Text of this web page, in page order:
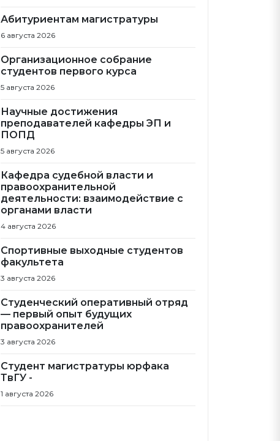
Абитуриентам магистратуры
6 августа 2026
Организационное собрание
студентов первого курса
5 августа 2026
Научные достижения
преподавателей кафедры ЭП и
ПОПД
5 августа 2026
Кафедра судебной власти и
правоохранительной
деятельности: взаимодействие с
органами власти
4 августа 2026
Спортивные выходные студентов
факультета
3 августа 2026
Студенческий оперативный отряд
— первый опыт будущих
правоохранителей
3 августа 2026
Студент магистратуры юрфака
ТвГУ -
1 августа 2026